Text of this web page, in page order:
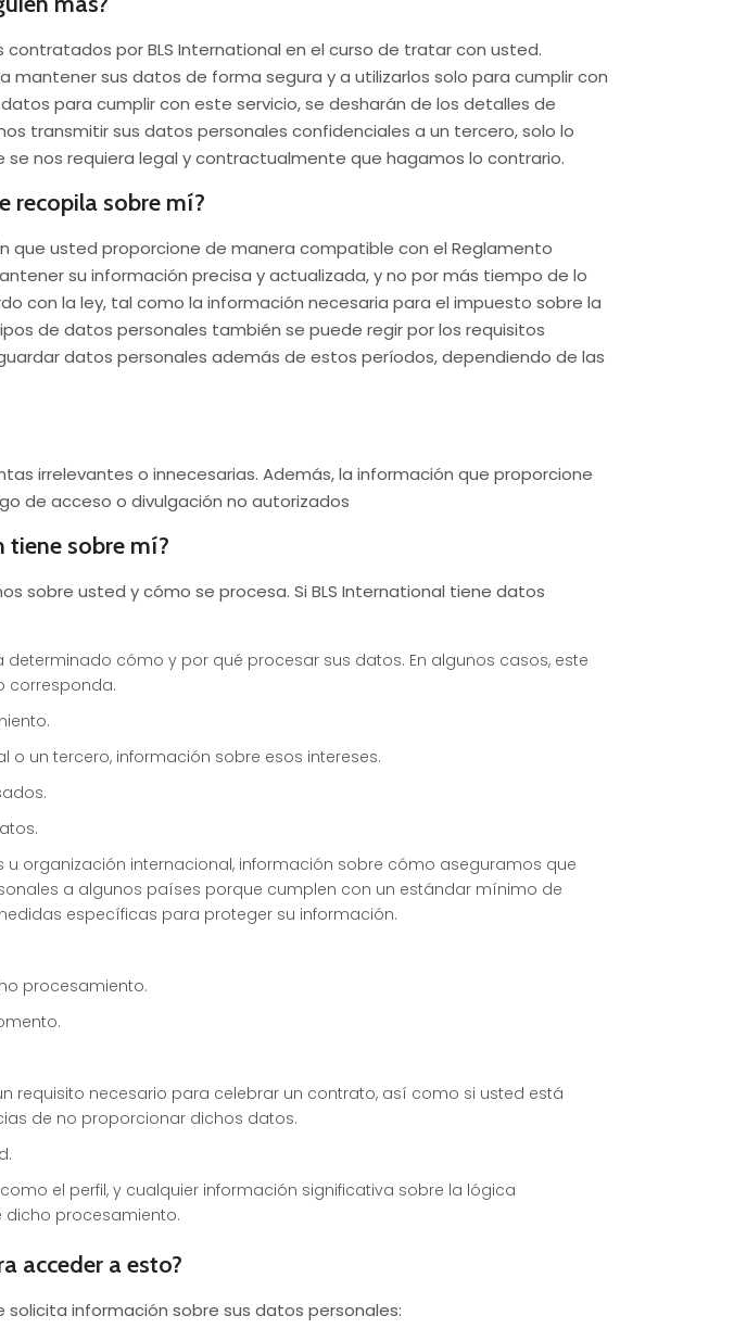
por BLS International en el curso de tratar con usted.
sus datos de forma segura y a utilizarlos solo para cumplir con
para cumplir con este servicio, se desharán de los detalles de
transmitir sus datos personales confidenciales a un tercero, solo lo
nos requiera legal y contractualmente que hagamos lo contrario.
recopila sobre mí?
que usted proporcione de manera compatible con el Reglamento
su información precisa y actualizada, y no por más tiempo de lo
con la ley, tal como la información necesaria para el impuesto sobre la
de datos personales también se puede regir por los requisitos
datos personales además de estos períodos, dependiendo de las
irrelevantes o innecesarias. Además, la información que proporcione
de acceso o divulgación no autorizados
tiene sobre mí?
sobre usted y cómo se procesa. Si BLS International tiene datos
cómo y por qué procesar sus datos. En algunos casos, este
corresponda.
o un tercero, información sobre esos intereses.
organización internacional, información sobre cómo aseguramos que
a algunos países porque cumplen con un estándar mínimo de
específicas para proteger su información.
procesamiento.
requisito necesario para celebrar un contrato, así como si usted está
de no proporcionar dichos datos.
el perfil, y cualquier información significativa sobre la lógica
procesamiento.
acceder a esto?
información sobre sus datos personales: